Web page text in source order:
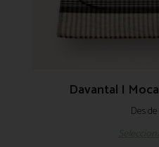
Davantal I
Des de